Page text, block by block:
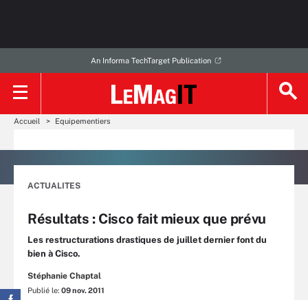
An Informa TechTarget Publication
Accueil Equipementiers
ACTUALITES
Résultats : Cisco fait mieux que prévu
Les restructurations drastiques de juillet dernier font du
bien à Cisco.
Stéphanie Chaptal
Publié le: 09 nov. 2011